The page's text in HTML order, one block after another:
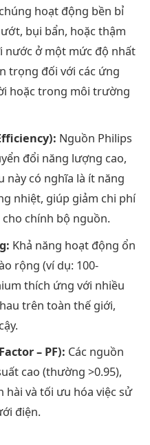
hoạt động bền bỉ
bụi bẩn, hoặc thậm
nước ở một mức độ nhất
trọng đối với các ứng
hoặc trong môi trường
Nguồn Philips
đổi năng lượng cao,
này có nghĩa là ít năng
nhiệt, giúp giảm chi phí
chính bộ nguồn.
Khả năng hoạt động ổn
rộng (ví dụ: 100-
thích ứng với nhiều
trên toàn thế giới,
– PF): Các nguồn
cao (thường >0.95),
hài và tối ưu hóa việc sử
điện.